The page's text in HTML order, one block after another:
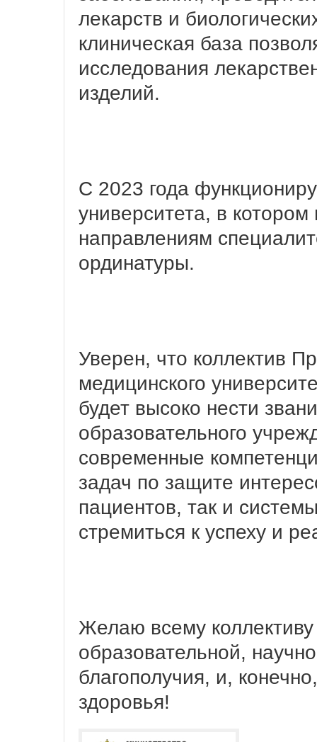
лекарств и
клиническая база
исследования
изделий.
С 2023 года
университета, в
направлениям
ординатуры.
Уверен, что коллектив
медицинского
будет высоко нести
образовательного
современные
задач по защите
пациентов, так и
стремиться к успеху и
Желаю всему коллективу
образовательной,
благополучия, и,
здоровья!